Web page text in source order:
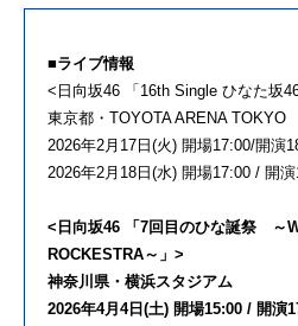
■ライブ情報
<日向坂46 「16th Single ひなた坂
東京都・TOYOTA ARENA TOKYO
2026年2月17日(火) 開場17:00/開演
2026年2月18日(水) 開場17:00 / 開
<日向坂46 「7回目のひな誕祭 ～
ROCKESTRA～」>
神奈川県・横浜スタジアム
2026年4月4日(土) 開場15:00 / 開演